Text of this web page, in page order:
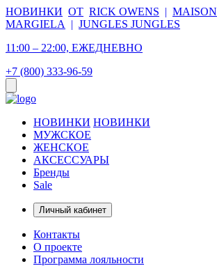
НОВИНКИ ОТ RICK OWENS | MAISON
MARGIELA
| JUNGLES JUNGLES
11:00 – 22:00, ЕЖЕДНЕВНО
+7 (800) 333-96-59
НОВИНКИ НОВИНКИ
МУЖСКОЕ
ЖЕНСКОЕ
АКСЕССУАРЫ
Бренды
Sale
Личный кабинет
Контакты
О проекте
Программа лояльности